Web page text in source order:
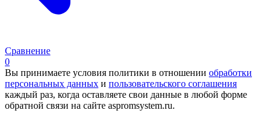
Сравнение
0
Вы принимаете условия политики в отношении обработки
персональных данных и пользовательского соглашения
каждый раз, когда оставляете свои данные в любой форме
обратной связи на сайте aspromsystem.ru.